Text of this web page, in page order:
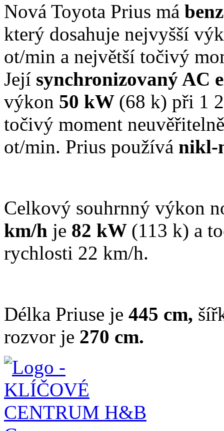
Nová Toyota Prius má
který dosahuje nejvyšší
ot/min a největší točivý
Její synchronizovaný AC
výkon 50 kW (68 k) při 1
točivý moment
ot/min. Prius používá nikl-
Celkový souhrnný výkon
km/h je 82 kW (113 k) a
rychlosti 22 km/h.
Délka Priuse je 445 cm,
rozvor je 270 cm.